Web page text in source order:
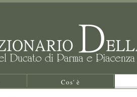
Cos' è